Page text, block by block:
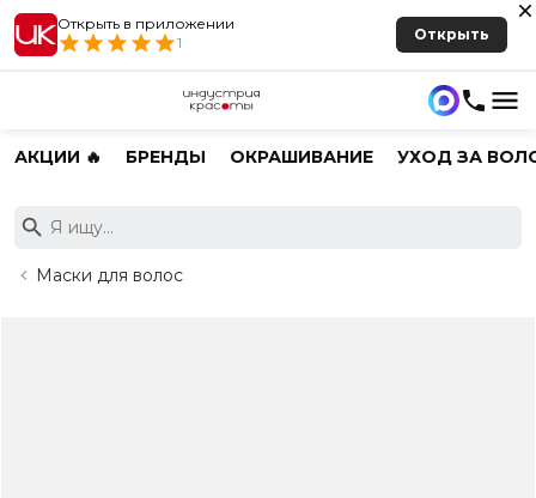
Открыть в приложении
1
Открыть
АКЦИИ 🔥 БРЕНДЫ ОКРАШИВАНИЕ УХОД ЗА
Маски для волос